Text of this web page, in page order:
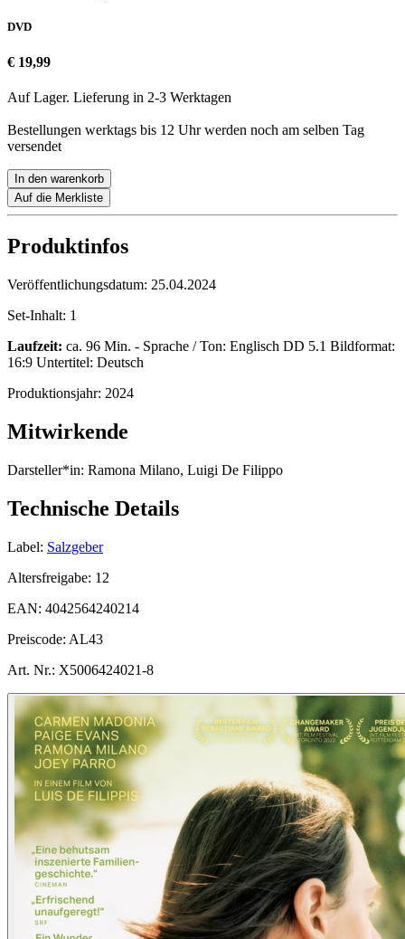
DVD
€ 19,99
Auf Lager. Lieferung in 2-3 Werktagen
Bestellungen werktags bis 12 Uhr werden noch am selben Tag
versendet
In den warenkorb
Auf die Merkliste
Produktinfos
Veröffentlichungsdatum: 25.04.2024
Set-Inhalt: 1
Laufzeit: ca. 96 Min. - Sprache / Ton: Englisch DD 5.1 Bildformat:
16:9 Untertitel: Deutsch
Produktionsjahr: 2024
Mitwirkende
Darsteller*in: Ramona Milano, Luigi De Filippo
Technische Details
Label: Salzgeber
Altersfreigabe: 12
EAN: 4042564240214
Preiscode: AL43
Art. Nr.: X5006424021-8